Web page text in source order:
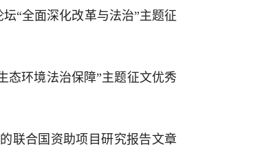
“全面深化改革与法治”主题征
态环境法治保障”主题征文优秀
联合国资助项目研究报告文章